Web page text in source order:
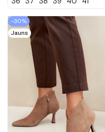
-30%
Jauns